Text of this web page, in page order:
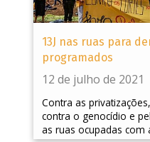
13J nas ruas para
programados
12 de julho de 2021
Contra as
contra o genocídio e
as ruas ocupadas com